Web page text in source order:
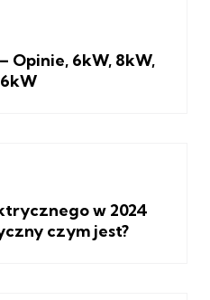
Opinie, 6kW, 8kW,
w 2024
czym jest?